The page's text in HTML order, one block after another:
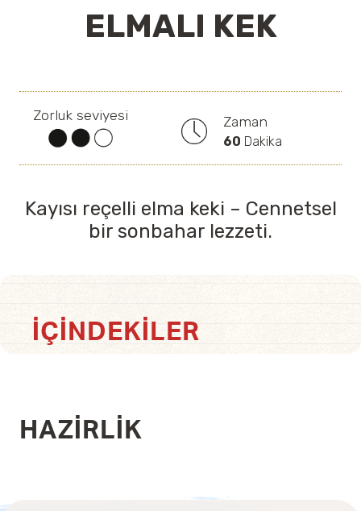
ELMALI KEK
Zorluk seviyesi Zaman
60 Dakika
Kayısı reçelli elma keki – Cennetsel
bir sonbahar lezzeti.
İÇINDEKILER
HAZIRLIK